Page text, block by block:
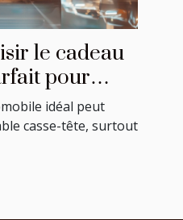
le cadeau
pour
idéal peut
casse-tête, surtout